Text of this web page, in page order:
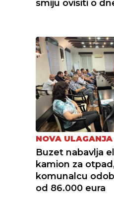
smiju ovisiti o
NOVA ULAGANJA
Buzet nabavlja
kamion za
komunalcu
od 86.000 eura